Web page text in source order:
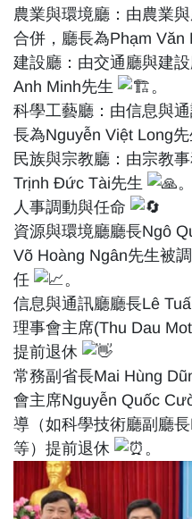
農業與環境廳：由農業
合併，廳長為Phạm Văn
建設廳：由交通廳與建
Anh Minh先生
。
科學工藝廳：由信息與
長為Nguyễn Việt Long先
民族與宗教廳：由宗教
Trịnh Đức Tài先生
。
人事調動與任命
資源與環境廳廳長Ngô
Võ Hoàng Ngân先生被
任
。
信息與通訊廳廳長Lê
理事會主席(Thu Dau
提前退休
常務副省長Mai Hùng
會主席Nguyễn Quốc
導（如科學技術廳副廳
等）提前退休
。